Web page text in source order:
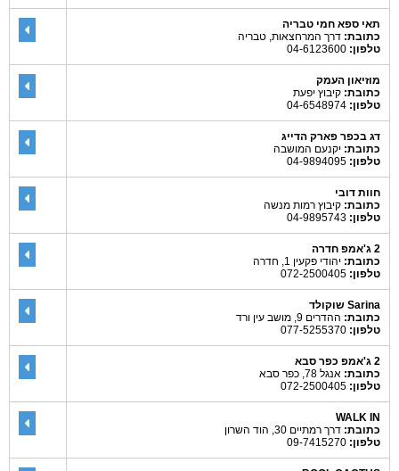
תאי ספא חמי טבריה
כתובת: דרך המרחצאות, טבריה
טלפון:
מוזיאון העמק
כתובת: קיבוץ יפעת
טלפון:
דג בכפר פארק הדייג
כתובת: יקנעם המושבה
טלפון:
חוות דובי
כתובת: קיבוץ רמות מנשה
טלפון:
2 ג'אמפ חדרה
כתובת: יהודי פקעין 1, חדרה
טלפון:
Sarina שוקולד
כתובת: ההדרים 9, מושב עין ורד
טלפון:
2 ג'אמפ כפר סבא
כתובת: אנגל 78, כפר סבא
טלפון:
WALK IN
כתובת: דרך רמתיים 30, הוד השרון
טלפון: